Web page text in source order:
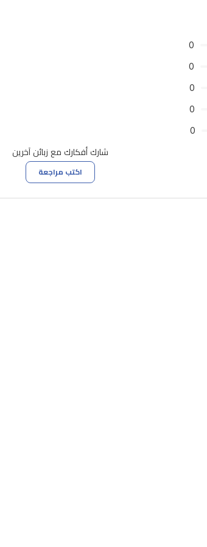
0
0
0
0
0
شارك أفكارك مع زبائن آخرين
اكتب مراجعة